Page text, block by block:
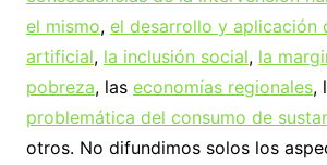
el mismo, el desarrollo y aplicación
artificial, la inclusión social, la
pobreza, las economías regionales,
problemática del consumo de
otros. No difundimos solos los